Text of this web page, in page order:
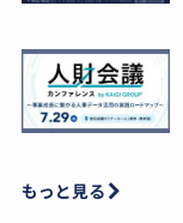
もっと見る